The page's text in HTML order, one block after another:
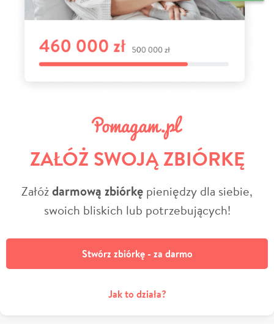
ZAŁÓŻ SWOJĄ ZBIÓRKĘ
Załóżdarmową zbiórkę pieniędzy dla siebie,
swoich bliskich lub potrzebujących!
Stwórz zbiórkę - za darmo
Jak to działa?